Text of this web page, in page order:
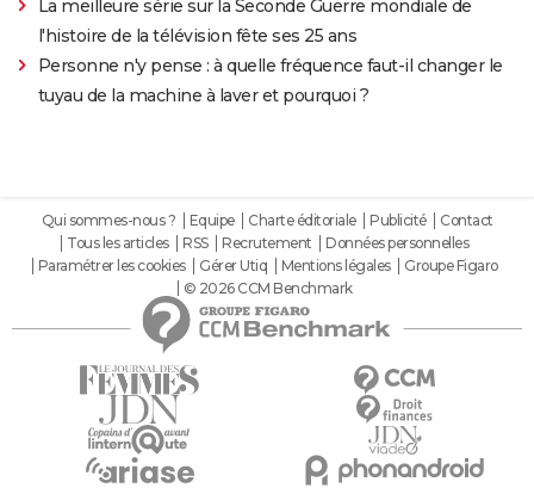
La meilleure série sur la Seconde Guerre mondiale de
l'histoire de la télévision fête ses 25 ans
Personne n'y pense : à quelle fréquence faut-il changer le
tuyau de la machine à laver et pourquoi ?
Qui sommes-nous ? Equipe Charte éditoriale Publicité
Contact
Tous les articles
RSS Recrutement
Données personnelles
Paramétrer les cookies
Gérer Utiq Mentions légales
Groupe Figaro
© 2026 CCM Benchmark